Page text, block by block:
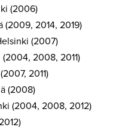
(2006)
(2009, 2014, 2019)
(2007)
2008, 2011)
2011)
(2008)
(2004, 2008, 2012)